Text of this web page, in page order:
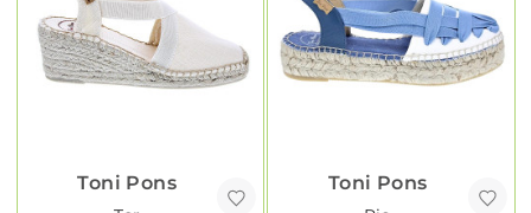
Toni Pons Toni Pons